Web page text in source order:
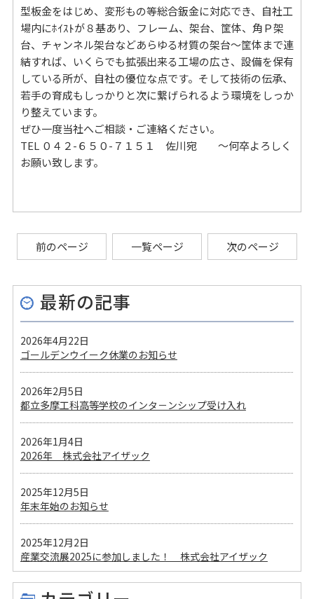
型板金をはじめ、変形もの等総合鈑金に対応でき、自社工
場内にﾎｲｽﾄが８基あり、フレーム、架台、筐体、角Ｐ架
台、チャンネル架台などあらゆる材質の架台～筐体まで連
結すれば、いくらでも拡張出来る工場の広さ、設備を保有
している所が、自社の優位な点です。そして技術の伝承、
若手の育成もしっかりと次に繋げられるよう環境をしっか
り整えています。
ぜひ一度当社へご相談・ご連絡ください。
TEL ０４２-６５０-７１５１ 佐川宛 ～何卒よろしく
お願い致します。
前のページ 一覧ページ 次のページ
最新の記事
ゴールデンウイーク休業のお知らせ
2026年4月22日
都立多摩工科高等学校のインタ－ンシップ受け入れ
2026年2月5日
2026年 株式会社アイザック
2026年1月4日
年末年始のお知らせ
2025年12月5日
産業交流展2025に参加しました！ 株式会社アイザック
2025年12月2日